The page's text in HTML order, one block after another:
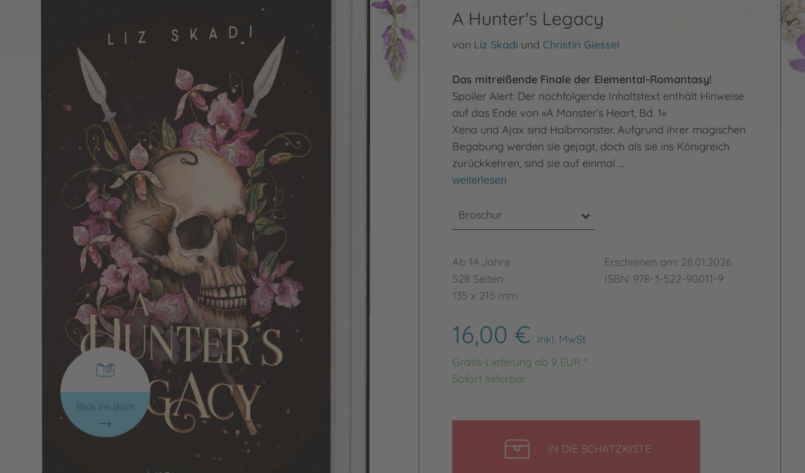
Blick ins Buch
A Hunter's Legacy
von Liz Skadi und Christin Giessel
Das mitreißende Finale der Elemental-Romantasy!
Spoiler Alert: Der nachfolgende Inhaltstext enthält Hinweise
auf das Ende von »A Monster’s Heart, Bd. 1«
Xena und Ajax sind Halbmonster. Aufgrund ihrer magischen
Begabung werden sie gejagt, doch als sie ins Königreich
zurückkehren, sind sie auf einmal …
weiterlesen
Broschur
Ab 14 Jahre
528 Seiten
135 x 215 mm
Erschienen am: 28.01.2026
ISBN: 978-3-522-90011-9
16,00 € inkl. MwSt
Gratis-Lieferung ab 9 EUR *
Sofort lieferbar
IN DIE SCHATZKISTE